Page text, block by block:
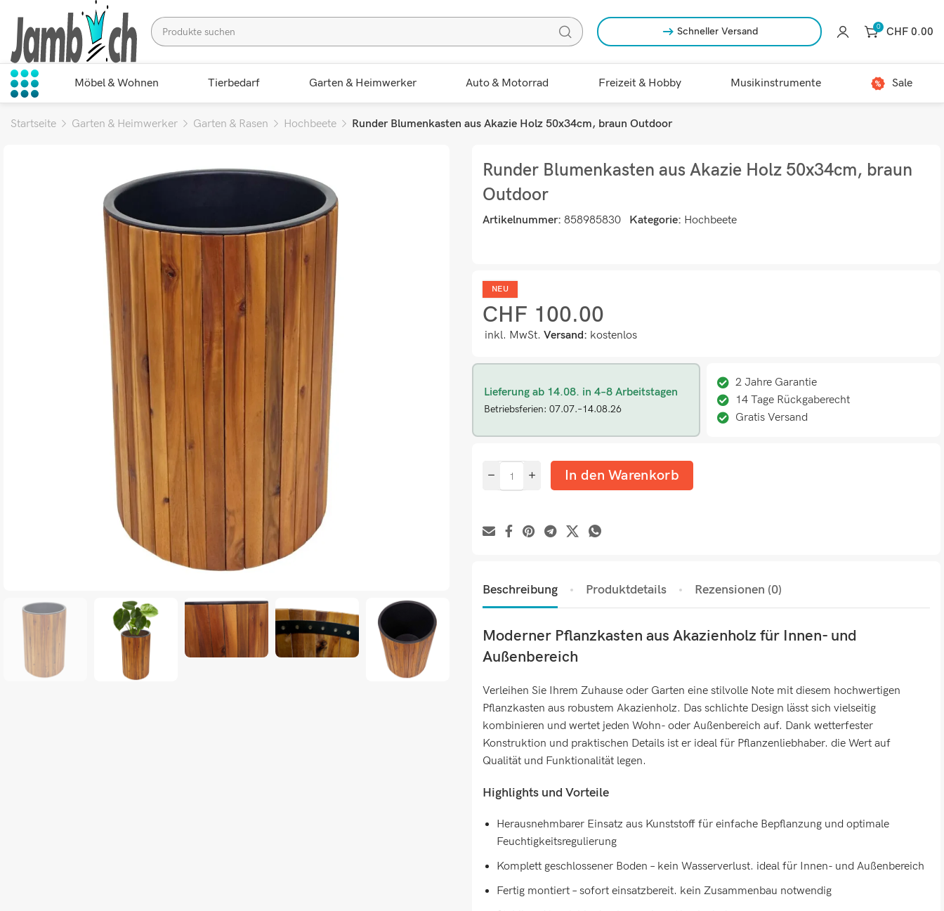
Schneller Versand 0 CHF 0.00
Möbel & Wohnen Tierbedarf Garten & Heimwerker Auto & Motorrad Freizeit & Hobby Musikinstrumente Sale
Startseite Garten & Heimwerker Garten & Rasen Hochbeete Runder Blumenkasten aus Akazie Holz 50x34cm, braun Outdoor
Runder Blumenkasten aus Akazie Holz 50x34cm, braun
Outdoor
Artikelnummer: 858985830 Kategorie: Hochbeete
NEU
CHF 100.00
inkl. MwSt. Versand: kostenlos
Lieferung ab 14.08. in 4–8 Arbeitstagen
Betriebsferien: 07.07.–14.08.26
2 Jahre Garantie
14 Tage Rückgaberecht
Gratis Versand
In den Warenkorb
Beschreibung Produktdetails Rezensionen (0)
Moderner Pflanzkasten aus Akazienholz für Innen- und
Außenbereich
Verleihen Sie Ihrem Zuhause oder Garten eine stilvolle Note mit diesem hochwertigen
Pflanzkasten aus robustem Akazienholz. Das schlichte Design lässt sich vielseitig
kombinieren und wertet jeden Wohn- oder Außenbereich auf. Dank wetterfester
Konstruktion und praktischen Details ist er ideal für Pflanzenliebhaber. die Wert auf
Qualität und Funktionalität legen.
Highlights und Vorteile
Herausnehmbarer Einsatz aus Kunststoff für einfache Bepflanzung und optimale
Feuchtigkeitsregulierung
Komplett geschlossener Boden – kein Wasserverlust. ideal für Innen- und Außenbereich
Fertig montiert – sofort einsatzbereit. kein Zusammenbau notwendig